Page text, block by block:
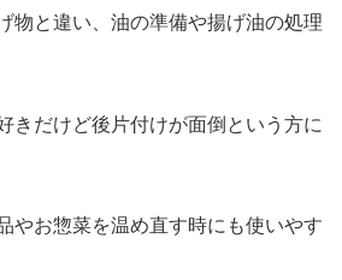
物と違い、油の準備や揚げ油の処理
きだけど後片付けが面倒という方に
やお惣菜を温め直す時にも使いやす